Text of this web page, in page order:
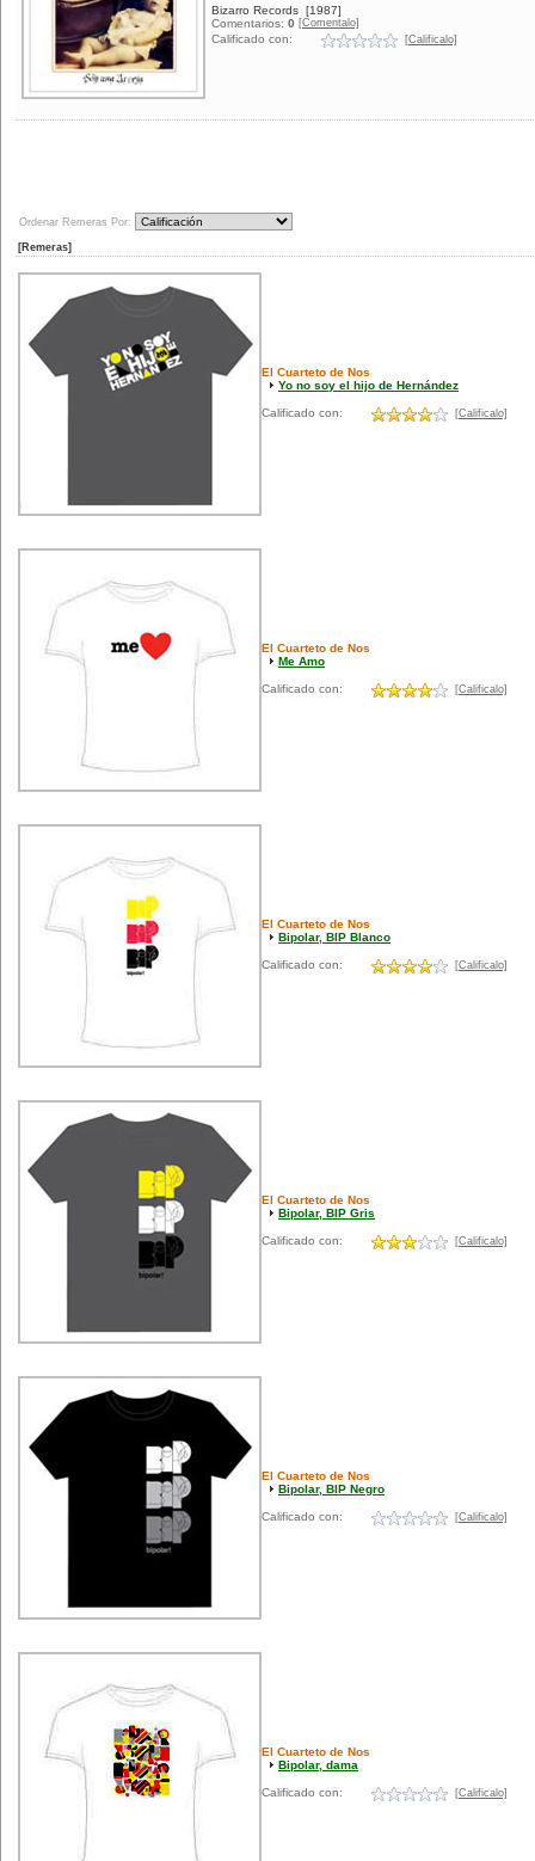
Bizarro Records [1987]
Comentarios: 0 [Comentalo]
Calificado con: [Calificalo]
Ordenar Remeras Por:
[Remeras]
El Cuarteto de Nos
Yo no soy el hijo de Hernández
Calificado con: [Calificalo]
El Cuarteto de Nos
Me Amo
Calificado con: [Calificalo]
El Cuarteto de Nos
Bipolar, BIP Blanco
Calificado con: [Calificalo]
El Cuarteto de Nos
Bipolar, BIP Gris
Calificado con: [Calificalo]
El Cuarteto de Nos
Bipolar, BIP Negro
Calificado con: [Calificalo]
El Cuarteto de Nos
Bipolar, dama
Calificado con: [Calificalo]